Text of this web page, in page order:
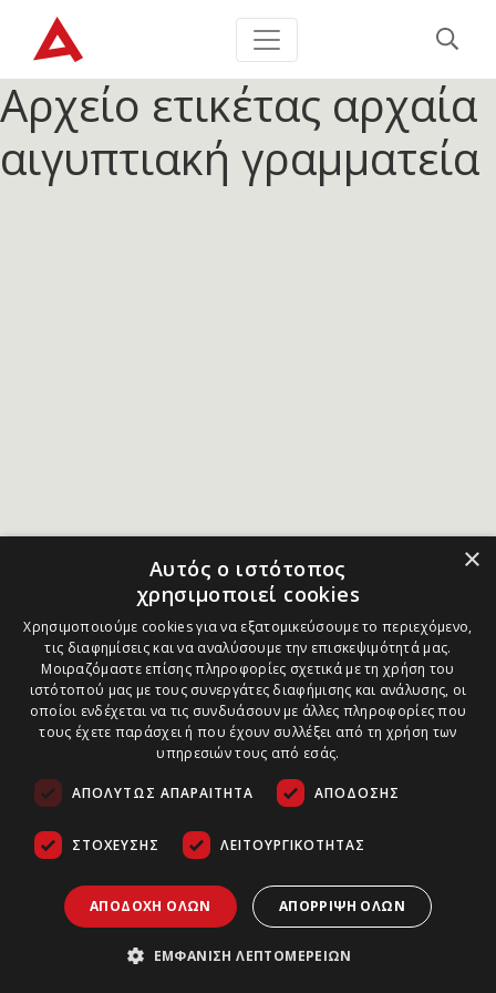
Αρχείο ετικέτας αρχαία
αιγυπτιακή γραμματεία
×
Αυτός ο ιστότοπος
χρησιμοποιεί cookies
Χρησιμοποιούμε cookies για να εξατομικεύσουμε το περιεχόμενο,
τις διαφημίσεις και να αναλύσουμε την επισκεψιμότητά μας.
Μοιραζόμαστε επίσης πληροφορίες σχετικά με τη χρήση του
ιστότοπού μας με τους συνεργάτες διαφήμισης και ανάλυσης, οι
οποίοι ενδέχεται να τις συνδυάσουν με άλλες πληροφορίες που
τους έχετε παράσχει ή που έχουν συλλέξει από τη χρήση των
υπηρεσιών τους από εσάς.
ΑΠΟΛΎΤΩΣ ΑΠΑΡΑΊΤΗΤΑ ΑΠΌΔΟΣΗΣ
ΣΤΌΧΕΥΣΗΣ ΛΕΙΤΟΥΡΓΙΚΌΤΗΤΑΣ
ΑΠΟΔΟΧΉ ΌΛΩΝ ΑΠΌΡΡΙΨΗ ΌΛΩΝ
ΕΜΦΆΝΙΣΗ ΛΕΠΤΟΜΕΡΕΙΏΝ